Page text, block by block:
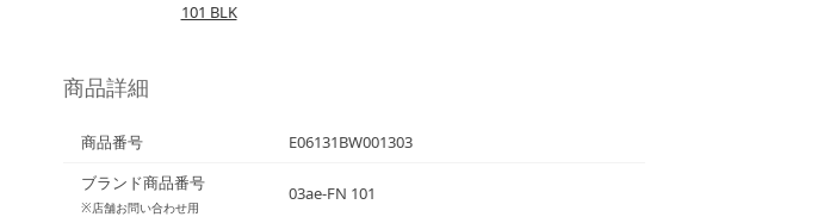
101 BLK
商品詳細
商品番号
E06131BW001303
ブランド商品番号
※店舗お問い合わせ用
03ae-FN 101